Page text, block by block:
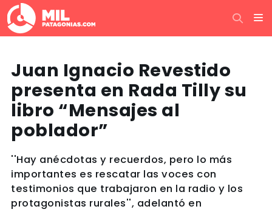
Juan Ignacio Revestido
presenta en Rada Tilly su
libro “Mensajes al
poblador”
''Hay anécdotas y recuerdos, pero lo más
importantes es rescatar las voces con
testimonios que trabajaron en la radio y los
protagonistas rurales'', adelantó en